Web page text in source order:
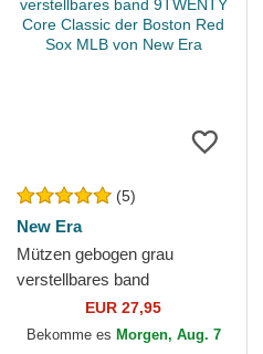
(5)
New Era
Mützen gebogen grau
verstellbares band
9TWENTY Core Classic der
Boston Red Sox MLB von
EUR 27,95
Bekomme es Morgen, Aug. 7